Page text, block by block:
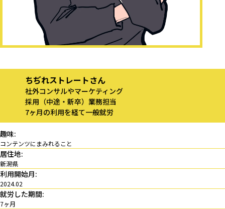
ちぢれストレートさん
社外コンサルやマーケティング
採用（中途・新卒）業務担当
7ヶ月の利用を経て一般就労
趣味:
コンテンツにまみれること
居住地:
新潟県
利用開始月:
2024.02
就労した期間:
7ヶ月